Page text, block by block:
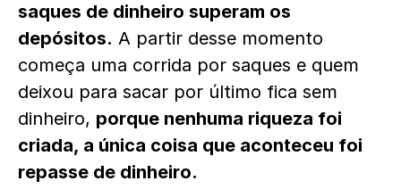
saques de dinheiro superam os
depósitos. A partir desse momento
começa uma corrida por saques e quem
deixou para sacar por último fica sem
dinheiro, porque nenhuma riqueza foi
criada, a única coisa que aconteceu foi
repasse de dinheiro.